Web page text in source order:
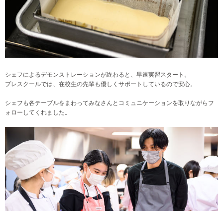
シェフによるデモンストレーションが終わると、早速実習スタート。
プレスクールでは、在校生の先輩も優しくサポートしているので安心。
シェフも各テーブルをまわってみなさんとコミュニケーションを取りながらフ
ォローしてくれました。